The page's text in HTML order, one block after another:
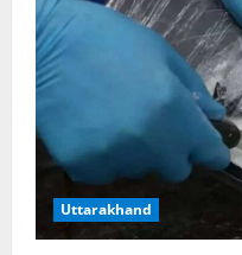
में
उत्‍तराखंड
की
घटनाएं,
हिल
गया
था
देश
Uttarakhand